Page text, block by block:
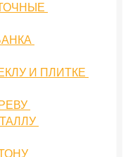
И ПЛИТКЕ